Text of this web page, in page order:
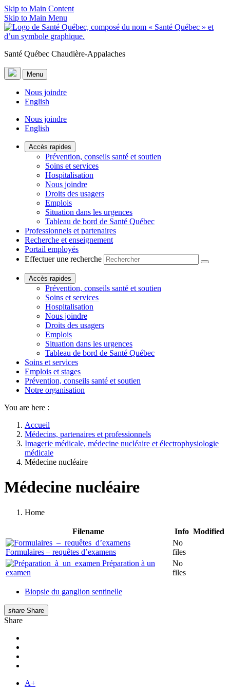
Skip to Main Content
Skip to Main Menu
Santé Québec Chaudière-Appalaches
Menu
Nous joindre
English
Nous joindre
English
Accès rapides
Prévention, conseils santé et soutien
Soins et services
Hospitalisation
Nous joindre
Droits des usagers
Emplois
Situation dans les urgences
Tableau de bord de Santé Québec
Professionnels et partenaires
Recherche et enseignement
Portail employés
Effectuer une recherche
Accès rapides
Prévention, conseils santé et soutien
Soins et services
Hospitalisation
Nous joindre
Droits des usagers
Emplois
Situation dans les urgences
Tableau de bord de Santé Québec
Soins et services
Emplois et stages
Prévention, conseils santé et soutien
Notre organisation
You are here :
Accueil
Médecins, partenaires et professionnels
Imagerie médicale, médecine nucléaire et électrophysiologie
médicale
Médecine nucléaire
Médecine nucléaire
Home
Filename Info Modified
Formulaires – requêtes d’examens
No
files
Préparation à un
examen
No
files
Biopsie du ganglion sentinelle
share Share
Share
A+